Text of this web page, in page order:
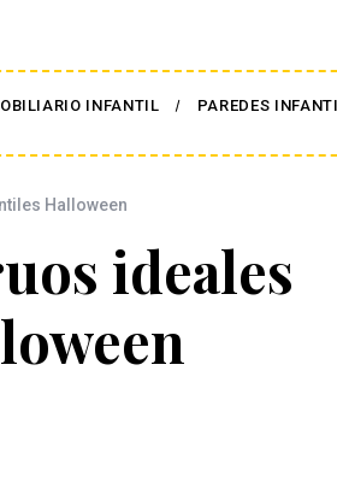
INFANTIL PAREDES
Halloween
ideales